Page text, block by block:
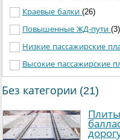
Краевые балки (26)
Повышенные ЖД-пути (3)
Низкие пассажирские
Высокие пассажирские
Без категории (21)